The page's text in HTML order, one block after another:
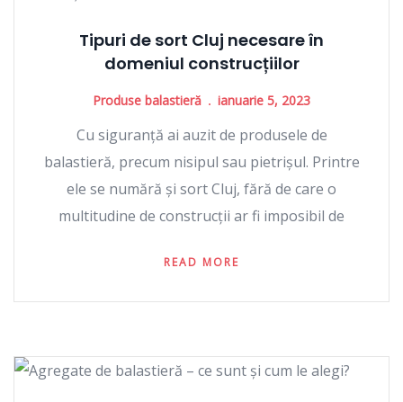
Tipuri de sort Cluj necesare în
domeniul construcțiilor
Produse balastieră ianuarie 5, 2023
Cu siguranță ai auzit de produsele de
balastieră, precum nisipul sau pietrișul. Printre
ele se numără și sort Cluj, fără de care o
multitudine de construcții ar fi imposibil de
READ MORE